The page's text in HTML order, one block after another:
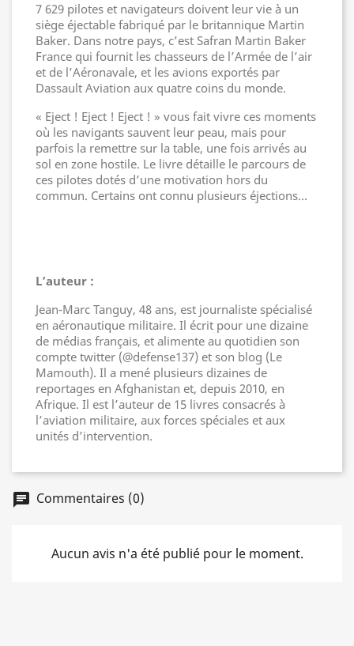
7 629 pilotes et navigateurs doivent leur vie à un
siège éjectable fabriqué par le britannique Martin
Baker. Dans notre pays, c’est Safran Martin Baker
France qui fournit les chasseurs de l’Armée de l’air
et de l’Aéronavale, et les avions exportés par
Dassault Aviation aux quatre coins du monde.
« Eject ! Eject ! Eject ! » vous fait vivre ces moments
où les navigants sauvent leur peau, mais pour
parfois la remettre sur la table, une fois arrivés au
sol en zone hostile. Le livre détaille le parcours de
ces pilotes dotés d’une motivation hors du
commun. Certains ont connu plusieurs éjections…
L’auteur :
Jean-Marc Tanguy, 48 ans, est journaliste spécialisé
en aéronautique militaire. Il écrit pour une dizaine
de médias français, et alimente au quotidien son
compte twitter (@defense137) et son blog (Le
Mamouth). Il a mené plusieurs dizaines de
reportages en Afghanistan et, depuis 2010, en
Afrique. Il est l’auteur de 15 livres consacrés à
l’aviation militaire, aux forces spéciales et aux
unités d’intervention.
chat Commentaires (0)
Aucun avis n'a été publié pour le moment.